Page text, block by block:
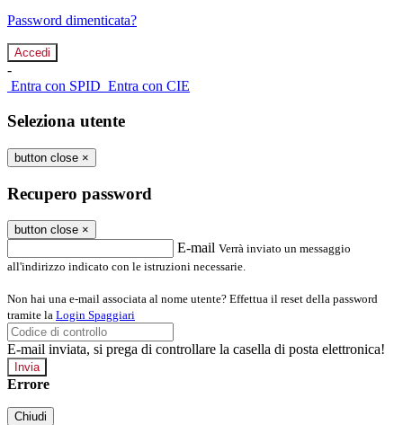
Password dimenticata?
-
Entra con SPID Entra con CIE
Seleziona utente
button close ×
Recupero password
button close ×
E-mail Verrà inviato un messaggio
all'indirizzo indicato con le istruzioni necessarie.
Non hai una e-mail associata al nome utente? Effettua il reset della password
tramite la Login Spaggiari
E-mail inviata, si prega di controllare la casella di posta elettronica!
Errore
Chiudi